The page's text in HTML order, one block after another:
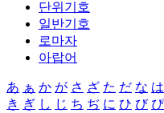
단위기호
일반기호
로마자
아랍어
あ ぁ か が さ ざ た だ な は
き ぎ し じ ち ぢ に ひ び ぴ